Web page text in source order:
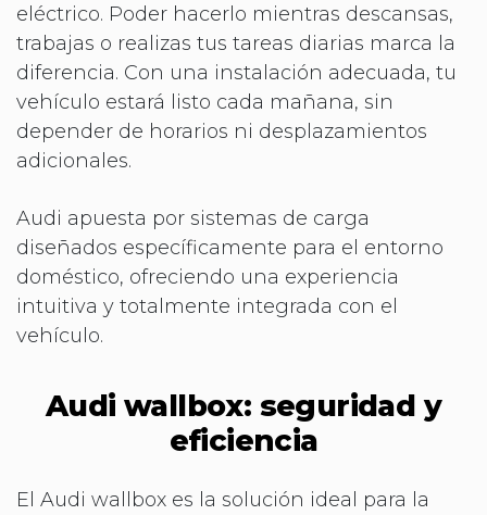
eléctrico. Poder hacerlo mientras descansas,
trabajas o realizas tus tareas diarias marca la
diferencia. Con una instalación adecuada, tu
vehículo estará listo cada mañana, sin
depender de horarios ni desplazamientos
adicionales.
Audi apuesta por sistemas de carga
diseñados específicamente para el entorno
doméstico, ofreciendo una experiencia
intuitiva y totalmente integrada con el
vehículo.
Audi wallbox: seguridad y
eficiencia
El Audi wallbox es la solución ideal para la